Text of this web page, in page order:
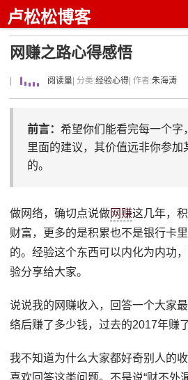
卢松松博客
网赚之路心得感悟
阅读量 | 分类:经验心得 | 作者:朱海涛
前言：希望你们能看完每一个字
里面的建议，其价值远非你参加
的。
做网络，确切点说做网赚这几年，
财富，更多的是积累也不是银行卡
的。经验这个东西可以内化为内功
验分享给大家。
说说我的网赚收入，回答一个大家
络后赚了多少钱，过去的2017年赚
我不知道为什么大家都好奇别人的
喜欢回答这类问题。不是说“财不外